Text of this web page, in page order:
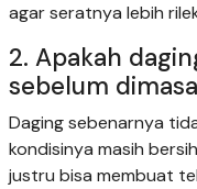
agar seratnya lebih
2. Apakah
sebelum
Daging sebenarnya
kondisinya masih
justru bisa membuat